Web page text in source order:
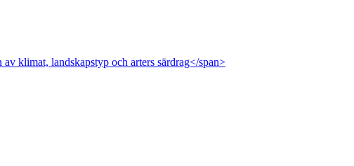
klimat, landskapstyp och arters särdrag</span>